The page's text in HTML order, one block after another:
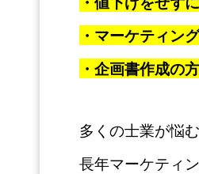
・マーケティン
・企画書作成の
多くの士業が悩
長年マーケティ